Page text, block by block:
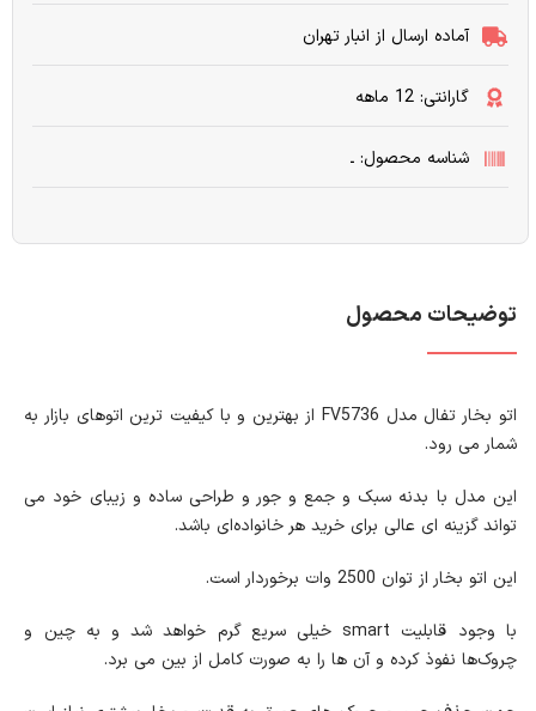
آماده ارسال از انبار تهران
گارانتی: 12 ماهه
شناسه محصول: ـ
توضیحات محصول
اتو بخار تفال مدل FV5736 از بهترین و با کیفیت ترین اتوهای بازار به
شمار می رود.
این مدل با بدنه سبک و جمع و جور و طراحی ساده و زیبای خود می
تواند گزینه ای عالی برای خرید هر خانواده‌ای باشد.
این اتو بخار از توان 2500 وات برخوردار است.
با وجود قابلیت smart خیلی سریع گرم خواهد شد و به چین و
چروک‌ها نفوذ کرده و آن ها را به صورت کامل از بین می برد.